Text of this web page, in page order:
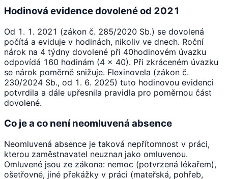
Hodinová evidence dovolené od 2021
Od 1. 1. 2021 (zákon č. 285/2020 Sb.) se dovolená
počítá a eviduje v hodinách, nikoliv ve dnech. Roční
nárok na 4 týdny dovolené při 40hodinovém úvazku
odpovídá 160 hodinám (4 × 40). Při zkráceném úvazku
se nárok poměrně snižuje. Flexinovela (zákon č.
230/2024 Sb., od 1. 6. 2025) tuto hodinovou evidenci
potvrdila a dále upřesnila pravidla pro poměrnou část
dovolené.
Co je a co není neomluvená absence
Neomluvená absence je taková nepřítomnost v práci,
kterou zaměstnavatel neuznал jako omluvenou.
Omluvené jsou ze zákona: nemoc (potvrzená lékařem),
ošetřovné, jiné překážky v práci (mateřská, pohřeb,